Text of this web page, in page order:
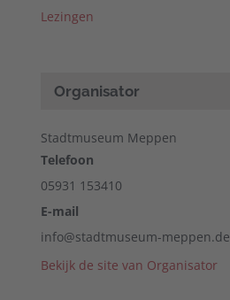
Lezingen
Organisator
Stadtmuseum Meppen
Telefoon
05931 153410
E-mail
info@stadtmuseum-meppen.de
Bekijk de site van Organisator